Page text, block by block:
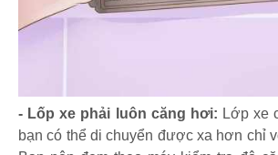
- Lốp xe phải luôn căng hơi: Lớp xe
bạn có thể di chuyển được xa hơn chỉ